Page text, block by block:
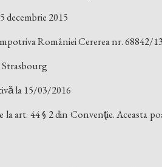
decembrie 2015
României Cererea nr. 68842/13
Strasbourg
la 15/03/2016
art. 44 § 2 din Convenţie. Aceasta